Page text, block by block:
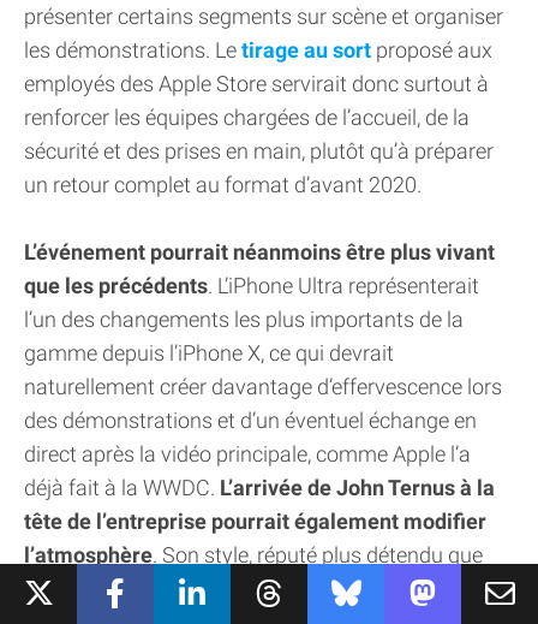
présenter certains segments sur scène et organiser
les démonstrations. Letirage au sort proposé aux
employés des Apple Store servirait donc surtout à
renforcer les équipes chargées de l’accueil, de la
sécurité et des prises en main, plutôt qu’à préparer
un retour complet au format d’avant 2020.
L’événement pourrait néanmoins être plus vivant
que les précédents. L’iPhone Ultra représenterait
l’un des changements les plus importants de la
gamme depuis l’iPhone X, ce qui devrait
naturellement créer davantage d’effervescence lors
des démonstrations et d’un éventuel échange en
direct après la vidéo principale, comme Apple l’a
déjà fait à la WWDC. L’arrivée de John Ternus à la
tête de l’entreprise pourrait également modifier
l’atmosphère. Son style, réputé plus détendu que
celui de Tim Cook, pourrait rendre les interventions